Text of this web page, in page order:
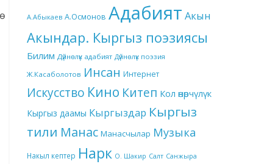
А.Абыкаев А.Осмонов Адабият Акын
Акындар. Кыргыз поэзиясы
Билим Дүйнөлүк адабият Дүйнөлүк поэзия
Ж.Касаболотов Инсан Интернет
Искусство Кино Китеп Кол өнөрчүлүк
Кыргыз даамы Кыргыздар Кыргыз
тили Манас Манасчылар Музыка
Накыл кептер Нарк О. Шакир Салт Санжыра